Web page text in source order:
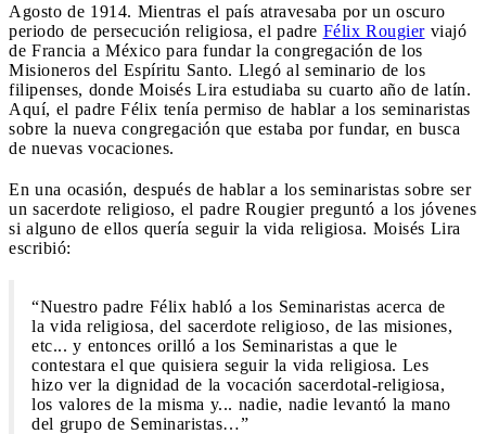
Agosto de 1914. Mientras el país atravesaba por un oscuro
periodo de persecución religiosa, el padre Félix Rougierviajó
de Francia a México para fundar la congregación de los
Misioneros del Espíritu Santo. Llegó al seminario de los
filipenses, donde Moisés Lira estudiaba su cuarto año de latín.
Aquí, el padre Félix tenía permiso de hablar a los seminaristas
sobre la nueva congregación que estaba por fundar, en busca
de nuevas vocaciones.
En una ocasión, después de hablar a los seminaristas sobre ser
un sacerdote religioso, el padre Rougier preguntó a los jóvenes
si alguno de ellos quería seguir la vida religiosa. Moisés Lira
escribió:
“Nuestro padre Félix habló a los Seminaristas acerca de
la vida religiosa, del sacerdote religioso, de las misiones,
etc... y entonces orilló a los Seminaristas a que le
contestara el que quisiera seguir la vida religiosa. Les
hizo ver la dignidad de la vocación sacerdotal-religiosa,
los valores de la misma y... nadie, nadie levantó la mano
del grupo de Seminaristas…”